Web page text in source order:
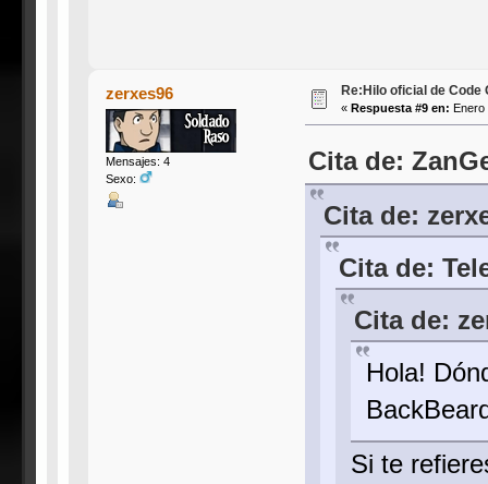
zerxes96
Mensajes: 4
Sexo:
Re:Hilo oficial de Code
« Respuesta #9 en: Enero
Cita de:
Cita de:
Cita de:
Cita de:
Hola!
Si te